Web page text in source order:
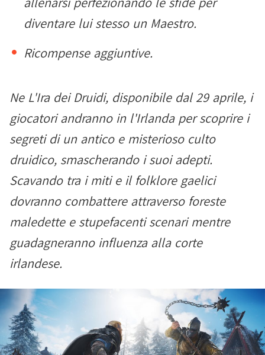
diventare lui stesso un Maestro.
Ricompense aggiuntive.
Ne L'Ira dei Druidi, disponibile dal 29 aprile, i
giocatori andranno in l'Irlanda per scoprire i
segreti di un antico e misterioso culto
druidico, smascherando i suoi adepti.
Scavando tra i miti e il folklore gaelici
dovranno combattere attraverso foreste
maledette e stupefacenti scenari mentre
guadagneranno influenza alla corte
irlandese.